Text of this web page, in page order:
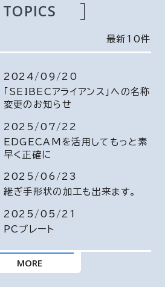
TOPICS
最新10件
2024/09/20
「SEIBECアライアンス」への名称
変更のお知らせ
2025/07/22
EDGECAMを活用してもっと素
早く正確に
2025/06/23
継ぎ手形状の加工も出来ます。
2025/05/21
PCプレート
MORE